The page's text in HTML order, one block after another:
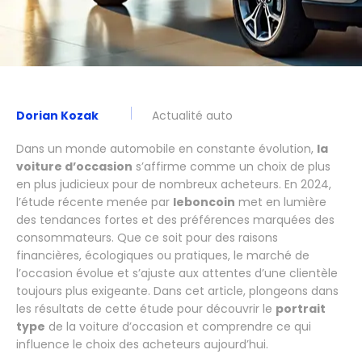
Dorian Kozak Actualité auto
Dans un monde automobile en constante évolution, la
voiture d’occasion s’affirme comme un choix de plus
en plus judicieux pour de nombreux acheteurs. En 2024,
l’étude récente menée par leboncoin met en lumière
des tendances fortes et des préférences marquées des
consommateurs. Que ce soit pour des raisons
financières, écologiques ou pratiques, le marché de
l’occasion évolue et s’ajuste aux attentes d’une clientèle
toujours plus exigeante. Dans cet article, plongeons dans
les résultats de cette étude pour découvrir le portrait
type de la voiture d’occasion et comprendre ce qui
influence le choix des acheteurs aujourd’hui.